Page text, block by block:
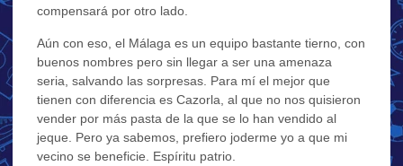
compensará por otro lado.
Aún con eso, el Málaga es un equipo bastante tierno, con
buenos nombres pero sin llegar a ser una amenaza
seria, salvando las sorpresas. Para mí el mejor que
tienen con diferencia es Cazorla, al que no nos quisieron
vender por más pasta de la que se lo han vendido al
jeque. Pero ya sabemos, prefiero joderme yo a que mi
vecino se beneficie. Espíritu patrio.